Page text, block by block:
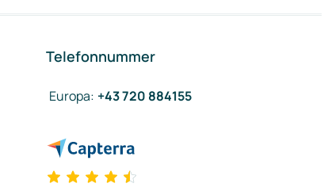
Telefonnummer
Europa: +43 720 884155